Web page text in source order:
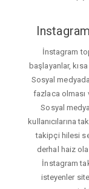
İnstagram
başlayanlar,
Sosyal
fazlaca olması
Sosyal
kullanıcılarına
takipçi hilesi
derhal haiz
İnstagram
isteyenler